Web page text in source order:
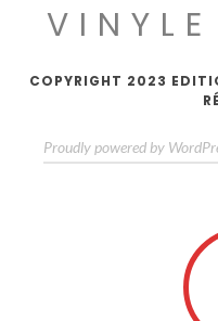
COPYRIGHT 2023
Proudly powered by